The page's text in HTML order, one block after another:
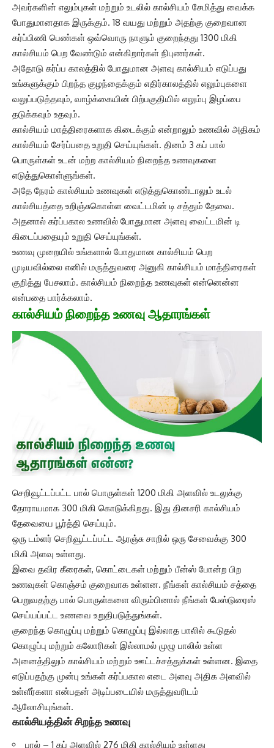
அவர்களின் எலும்புகள் மற்றும் உடலில் கால்சியம் சேமித்து வைக்க
போதுமானதாக இருக்கும். 18 வயது மற்றும் அதற்கு குறைவான
கர்ப்பிணி பெண்கள் ஒவ்வொரு நாளும் குறைந்தது 1300 மிகி
கால்சியம் பெற வேண்டும் என்கிறார்கள் நிபுணர்கள்.
அதோடு கர்ப்ப காலத்தில் போதுமான அளவு கால்சியம் எடுப்பது
உங்களுக்கும் பிறந்த குழந்தைக்கும் எதிர்காலத்தில் எலும்புகளை
வலுப்படுத்தவும், வாழ்க்கையின் பிற்பகுதியில் எலும்பு இழப்பை
தடுக்கவும் உதவும்.
கால்சியம் மாத்திரைகளாக கிடைக்கும் என்றாலும் உணவில் அதிகம்
கால்சியம் சேர்ப்பதை உறுதி செய்யுங்கள். தினம் 3 கப் பால்
பொருள்கள் உடன் மற்ற கால்சியம் நிறைந்த உணவுகளை
எடுத்துகொள்ளுங்கள்.
அதே நேரம் கால்சியம் உணவுகள் எடுத்துகொண்டாலும் உடல்
கால்சியத்தை உறிஞ்சுகொள்ள வைட்டமின் டி சத்தும் தேவை.
அதனால் கர்ப்பகால உணவில் போதுமான அளவு வைட்டமின் டி
கிடைப்பதையும் உறுதி செய்யுங்கள்.
உணவு முறையில் உங்களால் போதுமான கால்சியம் பெற
முடியவில்லை எனில் மருத்துவரை அனுகி கால்சியம் மாத்திரைகள்
குறித்து பேசலாம். கால்சியம் நிறைந்த உணவுகள் என்னென்ன
என்பதை பார்க்கலாம்.
கால்சியம் நிறைந்த உணவு ஆதாரங்கள்
செறிவூட்டப்பட்ட பால் பொருள்கள் 1200 மிகி அளவில் உடலுக்கு
தோராயமாக 300 மிகி கொடுக்கிறது. இது தினசரி கால்சியம்
தேவையை பூர்த்தி செய்யும்.
ஒரு டம்ளர் செறிவூட்டப்பட்ட ஆரஞ்சு சாறில் ஒரு சேவைக்கு 300
மிகி அளவு உள்ளது.
இவை தவிர கீரைகள், கொட்டைகள் மற்றும் பீன்ஸ் போன்ற பிற
உணவுகள் கொஞ்சம் குறைவாக உள்ளன. நீங்கள் கால்சியம் சத்தை
பெறுவதற்கு பால் பொருள்களை விரும்பினால் நீங்கள் பேஸ்டுரைஸ்
செய்யப்பட்ட உணவை உறுதிபடுத்துங்கள்.
குறைந்த கொழுப்பு மற்றும் கொழுப்பு இல்லாத பாலில் கூடுதல்
கொழுப்பு மற்றும் கலோரிகள் இல்லாமல் முழு பாலில் உள்ள
அனைத்திலும் கால்சியம் மற்றும் ஊட்டச்சத்துக்கள் உள்ளன. இதை
எடுப்பதற்கு முன்பு உங்கள் கர்ப்பகால எடை அளவு அதிக அளவில்
உள்ளீர்களா என்பதன் அடிப்படையில் மருத்துவரிடம்
ஆலோசியுங்கள்.
கால்சியத்தின் சிறந்த உணவு
பால் – 1 கப் அளவில் 276 மிகி கால்சியம் உள்ளது